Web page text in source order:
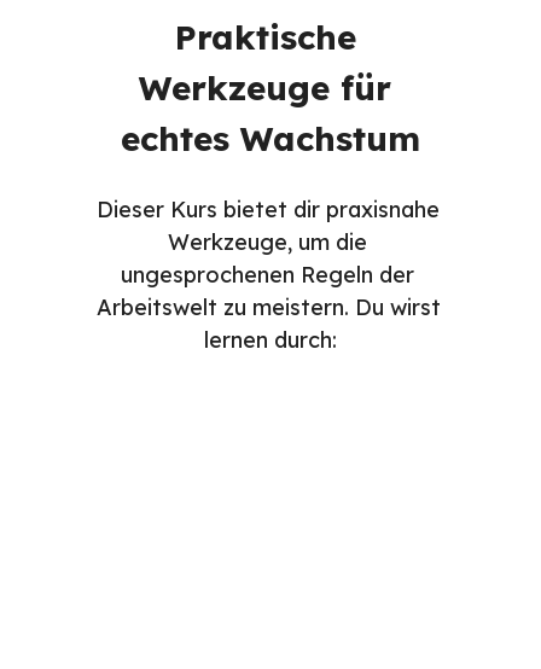
Praktische
Werkzeuge für
echtes Wachstum
Dieser Kurs bietet dir praxisnahe
Werkzeuge, um die
ungesprochenen Regeln der
Arbeitswelt zu meistern. Du wirst
lernen durch: